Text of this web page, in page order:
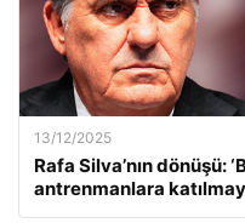
13/12/2025
Rafa Silva’nın dönüşü:
antrenmanlara